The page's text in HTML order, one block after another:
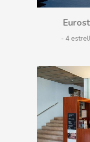
- 4